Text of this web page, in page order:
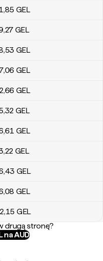
na lari gruzińskiego
,85 GEL
,27 GEL
,53 GEL
,06 GEL
,66 GEL
,32 GEL
,61 GEL
,22 GEL
,43 GEL
,08 GEL
,15 GEL
drugą stronę?
na AUD